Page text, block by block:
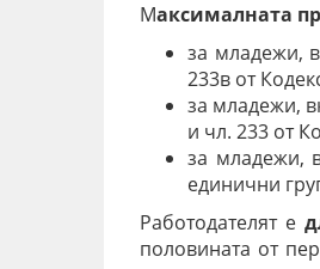
Максималната
за младежи,
233в от
за младежи,
и чл. 233 от
за младежи,
единични
Работодателят е
половината от